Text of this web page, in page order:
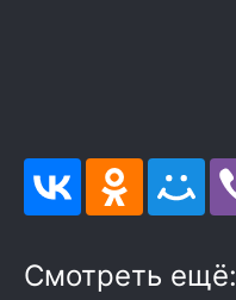
Смотреть ещё: